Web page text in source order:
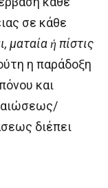
σε κάθε
ματαία ἡ πίστις
η παράδοξη
και
διέπει